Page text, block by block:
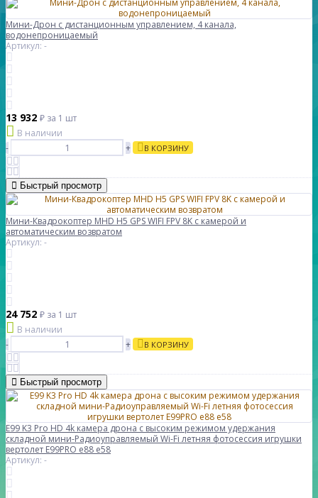
Мини-Дрон с дистанционным управлением, 4 канала,
водонепроницаемый
Артикул: -
13 932 ₽ за 1 шт
В наличии
-
+ В КОРЗИНУ
Быстрый просмотр
Мини-Квадрокоптер MHD H5 GPS WIFI FPV 8K с камерой и
автоматическим возвратом
Артикул: -
24 752 ₽ за 1 шт
В наличии
-
+ В КОРЗИНУ
Быстрый просмотр
E99 K3 Pro HD 4k камера дрона с высоким режимом удержания
складной мини-Радиоуправляемый Wi-Fi летняя фотосессия игрушки
вертолет E99PRO e88 e58
Артикул: -